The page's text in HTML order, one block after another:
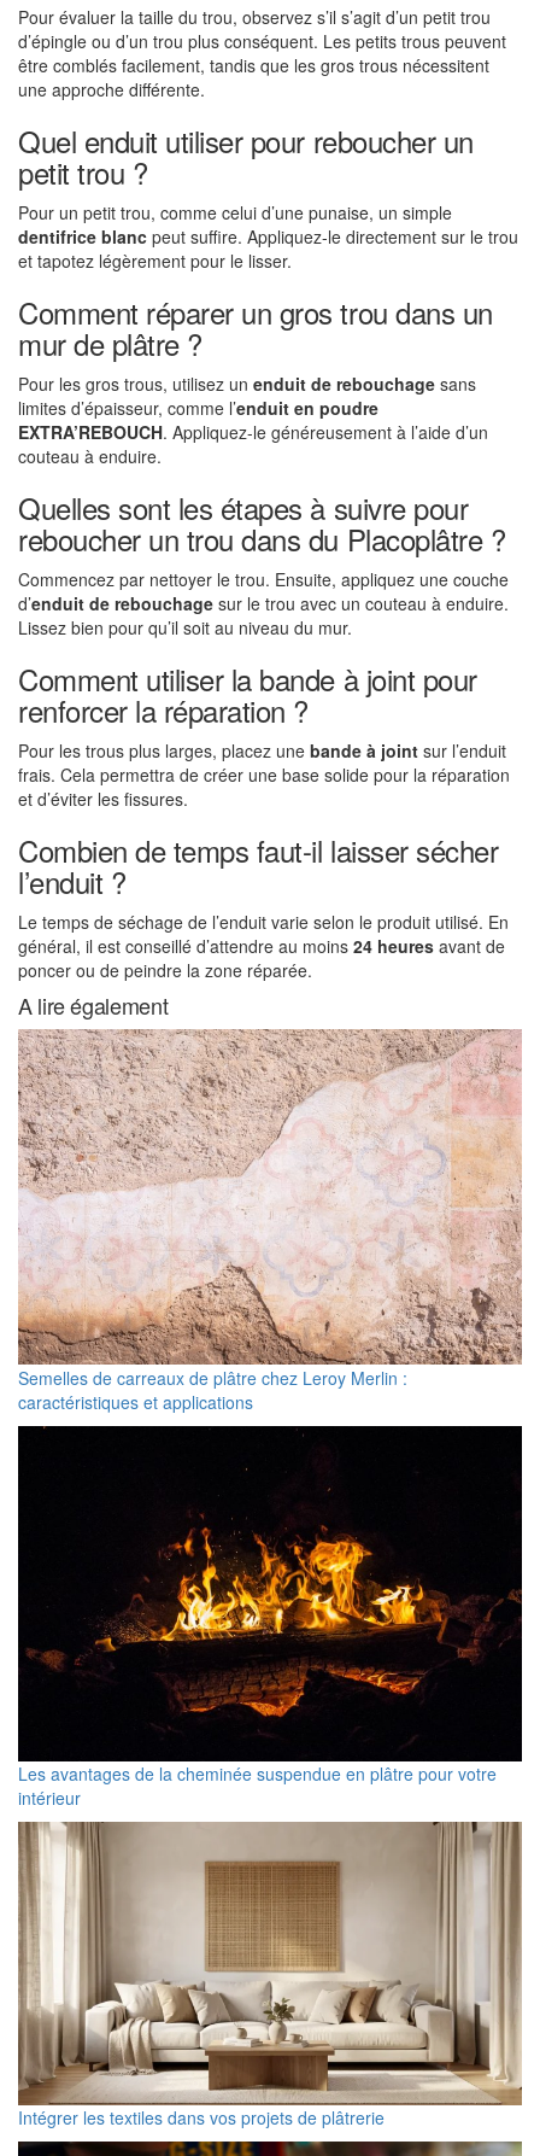
Pour évaluer la taille du trou, observez s’il s’agit d’un petit trou
d’épingle ou d’un trou plus conséquent. Les petits trous peuvent
être comblés facilement, tandis que les gros trous nécessitent
une approche différente.
Quel enduit utiliser pour reboucher un
petit trou ?
Pour un petit trou, comme celui d’une punaise, un simple
dentifrice blanc peut suffire. Appliquez-le directement sur le trou
et tapotez légèrement pour le lisser.
Comment réparer un gros trou dans un
mur de plâtre ?
Pour les gros trous, utilisez un enduit de rebouchage sans
limites d’épaisseur, comme l’enduit en poudre
EXTRA’REBOUCH. Appliquez-le généreusement à l’aide d’un
couteau à enduire.
Quelles sont les étapes à suivre pour
reboucher un trou dans du Placoplâtre ?
Commencez par nettoyer le trou. Ensuite, appliquez une couche
d’enduit de rebouchage sur le trou avec un couteau à enduire.
Lissez bien pour qu’il soit au niveau du mur.
Comment utiliser la bande à joint pour
renforcer la réparation ?
Pour les trous plus larges, placez une bande à joint sur l’enduit
frais. Cela permettra de créer une base solide pour la réparation
et d’éviter les fissures.
Combien de temps faut-il laisser sécher
l’enduit ?
Le temps de séchage de l’enduit varie selon le produit utilisé. En
général, il est conseillé d’attendre au moins 24 heures avant de
poncer ou de peindre la zone réparée.
A lire également
Semelles de carreaux de plâtre chez Leroy Merlin :
caractéristiques et applications
Les avantages de la cheminée suspendue en plâtre pour votre
intérieur
Intégrer les textiles dans vos projets de plâtrerie